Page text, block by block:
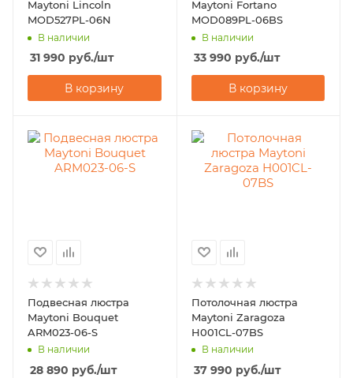
Maytoni Lincoln
MOD527PL-06N
В наличии
31 990 руб./шт
В корзину
Maytoni Fortano
MOD089PL-06BS
В наличии
33 990 руб./шт
В корзину
Подвесная люстра
Maytoni Bouquet
ARM023-06-S
В наличии
28 890 руб./шт
Потолочная люстра
Maytoni Zaragoza
H001CL-07BS
В наличии
37 990 руб./шт